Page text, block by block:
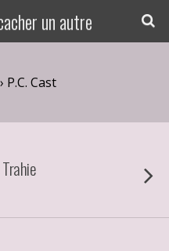
un autre
P.C. Cast